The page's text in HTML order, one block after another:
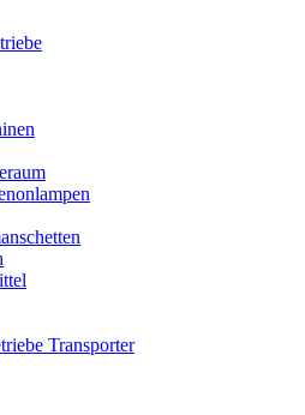
Transporter